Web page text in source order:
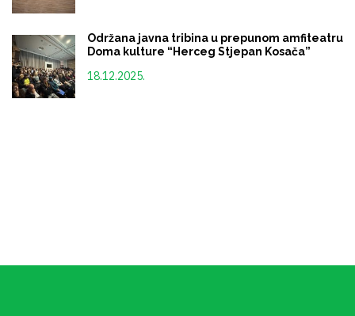
Održana javna tribina u prepunom amfiteatru
Doma kulture “Herceg Stjepan Kosača”
18.12.2025.